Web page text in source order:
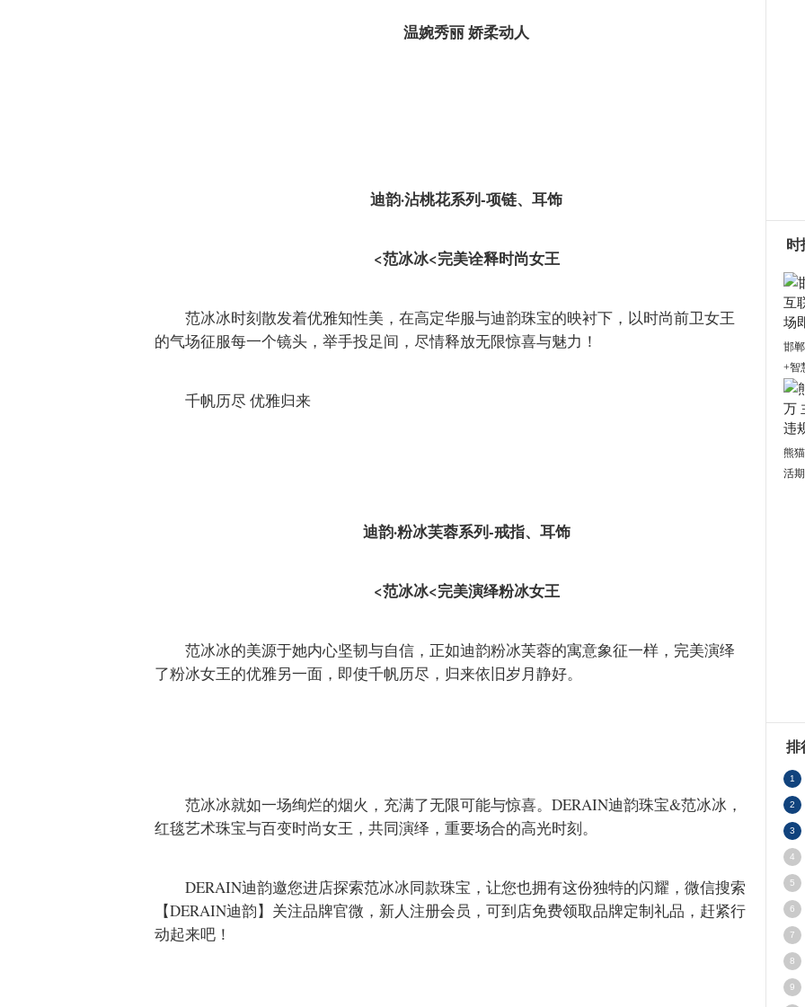
温婉秀丽 娇柔动人
迪韵·沾桃花系列-项链、耳饰
<范冰冰<完美诠释时尚女王
范冰冰时刻散发着优雅知性美，在高定华服与迪韵珠宝的映衬下，以时尚前卫女王
的气场征服每一个镜头，举手投足间，尽情释放无限惊喜与魅力！
千帆历尽 优雅归来
迪韵·粉冰芙蓉系列-戒指、耳饰
<范冰冰<完美演绎粉冰女王
范冰冰的美源于她内心坚韧与自信，正如迪韵粉冰芙蓉的寓意象征一样，完美演绎
了粉冰女王的优雅另一面，即使千帆历尽，归来依旧岁月静好。
范冰冰就如一场绚烂的烟火，充满了无限可能与惊喜。DERAIN迪韵珠宝&范冰冰，
红毯艺术珠宝与百变时尚女王，共同演绎，重要场合的高光时刻。
DERAIN迪韵邀您进店探索范冰冰同款珠宝，让您也拥有这份独特的闪耀，微信搜索
【DERAIN迪韵】关注品牌官微，新人注册会员，可到店免费领取品牌定制礼品，赶紧行
动起来吧！
时
邯
+智
熊
活
排
1
2
3
4
5
张
6
7
8
9